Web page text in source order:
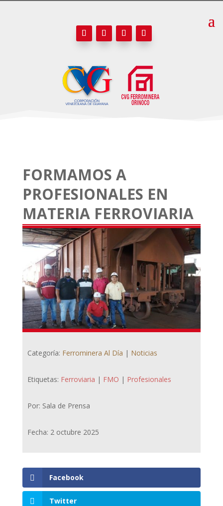
FORMAMOS A
PROFESIONALES EN
MATERIA FERROVIARIA
Categoría: Ferrominera Al Día | Noticias
Etiquetas: Ferroviaria | FMO | Profesionales
Por: Sala de Prensa
Fecha: 2 octubre 2025
Facebook
Twitter